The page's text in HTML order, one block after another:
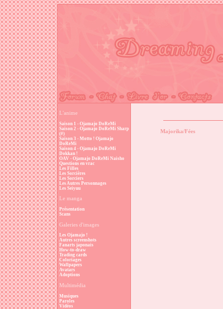
L'anime
Saison 1 - Ojamajo DoReMi
Saison 2 - Ojamajo DoReMi Sharp
(#)
Saison 3 - Motto ! Ojamajo
DoReMi
Saison 4 - Ojamajo DoReMi
Dokkan !
OAV - Ojamajo DoReMi Naisho
Questions en vrac
Les Filles
Les Sorcières
Les Sorciers
Les Autres Personnages
Les Seiyuu
Le manga
Présentation
Scans
Galeries d'images
Les Ojamajo !
Autres screenshots
Fanarts japonais
How-to-draw
Trading cards
Coloriages
Wallpapers
Avatars
Adoptions
Multimédia
Musiques
Paroles
Vidéos
Majorika/Fées